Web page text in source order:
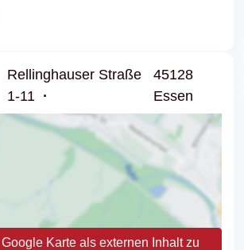
Rellinghauser Straße
1-11
45128
Essen
Karte als externen Inhalt zu